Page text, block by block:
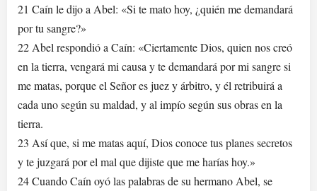
21 Caín le dijo a Abel: «Si te mato hoy, ¿quién me demandará
por tu sangre?»
22 Abel respondió a Caín: «Ciertamente Dios, quien nos creó
en la tierra, vengará mi causa y te demandará por mi sangre si
me matas, porque el Señor es juez y árbitro, y él retribuirá a
cada uno según su maldad, y al impío según sus obras en la
tierra.
23 Así que, si me matas aquí, Dios conoce tus planes secretos
y te juzgará por el mal que dijiste que me harías hoy.»
24 Cuando Caín oyó las palabras de su hermano Abel, se